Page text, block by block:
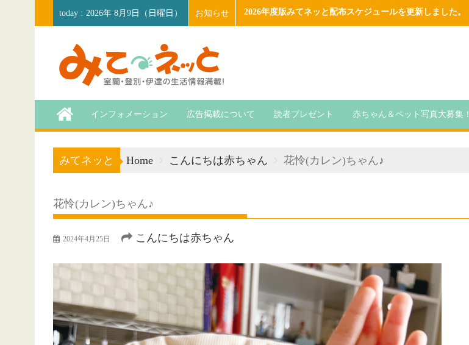
to
2026年 8月9日（日曜日） お知らせ 2026年度版みてネッと配布スケジュールを更新しました。
インフォメーション 広告掲載について 読者プレゼント 赤ちゃん＆ペット写真大募集！
みてネッと Home こんにちは赤ちゃん 花怜(カレン)ちゃん♪
花怜(カレン)ちゃん♪
2024年4月25日 こんにちは赤ちゃん